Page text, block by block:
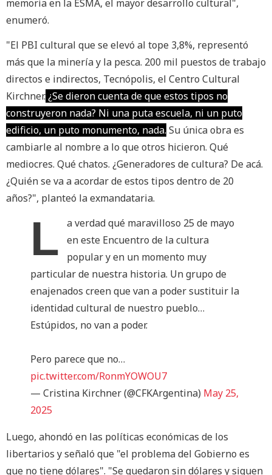
memoria en la ESMA, el mayor desarrollo cultural",
enumeró.
"El PBI cultural que se elevó al tope 3,8%, representó
más que la minería y la pesca. 200 mil puestos de trabajo
directos e indirectos, Tecnópolis, el Centro Cultural
Kirchner.¿Se dieron cuenta de que estos tipos no
construyeron nada? Ni una puta escuela, ni un puto
edificio, un puto monumento, nada. Su única obra es
cambiarle al nombre a lo que otros hicieron. Qué
mediocres. Qué chatos. ¿Generadores de cultura? De acá.
¿Quién se va a acordar de estos tipos dentro de 20
años?", planteó la exmandataria.
L
a verdad qué maravilloso 25 de mayo
en este Encuentro de la cultura
popular y en un momento muy
particular de nuestra historia. Un grupo de
enajenados creen que van a poder sustituir la
identidad cultural de nuestro pueblo…
Estúpidos, no van a poder.
Pero parece que no…
pic.twitter.com/RonmYOWOU7
— Cristina Kirchner (@CFKArgentina) May 25,
2025
Luego, ahondó en las políticas económicas de los
libertarios y señaló que "el problema del Gobierno es
que no tiene dólares". "Se quedaron sin dólares y siguen